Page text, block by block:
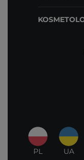
PL UA